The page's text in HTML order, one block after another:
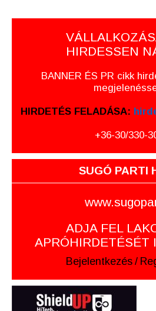
HIRDESSEN
BANNER ÉS PR cikk
HIRDETÉS FELADÁSA:
+36-30/330-
SUGÓ PARTI
ADJA FEL
APRÓHIRDETÉSÉT
Bejelentkezés /